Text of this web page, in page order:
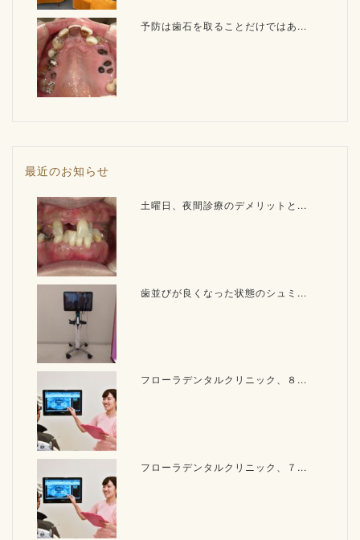
予防は歯石を取ることだけではあ...
最近のお知らせ
土曜日、夜間診療のデメリットと...
歯並びが良くなった状態のシュミ...
フローラデンタルクリニック、８...
フローラデンタルクリニック、７...